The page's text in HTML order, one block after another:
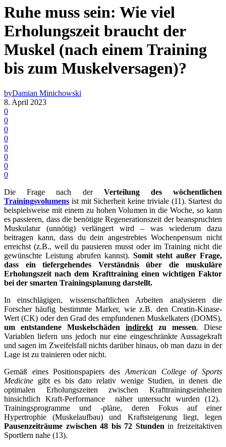
Ruhe muss sein: Wie viel
Erholungszeit braucht der
Muskel (nach einem Training
bis zum Muskelversagen)?
byDamian Minichowski
8. April 2023
0
0
0
0
0
0
0
0
Die Frage nach der Verteilung des
wöchentlichen
Trainingsvolumens ist mit Sicherheit keine triviale (11). Startest du
beispielsweise mit einem zu hohen Volumen in die Woche, so kann
es passieren, dass die benötigte Regenerationszeit der beanspruchten
Muskulatur (unnötig) verlängert wird – was wiederum dazu
beitragen kann, dass du dein angestrebtes Wochenpensum nicht
erreichst (z.B., weil du pausieren musst oder im Training nicht die
gewünschte Leistung abrufen kannst). Somit steht außer Frage,
dass ein tiefergehendes Verständnis über die muskuläre
Erholungszeit nach dem Krafttraining einen wichtigen Faktor
bei der smarten Trainingsplanung darstellt.
In einschlägigen, wissenschaftlichen Arbeiten analysieren die
Forscher häufig bestimmte Marker, wie z.B. den Creatin-Kinase-
Wert (CK) oder den Grad des empfundenen Muskelkaters (DOMS),
um entstandene Muskelschäden indirekt zu messen. Diese
Variablen liefern uns jedoch nur eine eingeschränkte Aussagekraft
und sagen im Zweifelsfall nichts darüber hinaus, ob man dazu in der
Lage ist zu trainieren oder nicht.
Gemäß eines Positionspapiers des American College of Sports
Medicine gibt es bis dato relativ wenige Studien, in denen die
optimalen Erholungszeiten zwischen Krafttrainingseinheiten
hinsichtlich Kraft-Performance näher untersucht wurden (12).
Trainingsprogramme und -pläne, deren Fokus auf einer
Hypertrophie (Muskelaufbau) und Kraftsteigerung liegt, legen
Pausenzeiträume zwischen 48 bis 72 Stunden in freizeitaktiven
Sportlern nahe (13).